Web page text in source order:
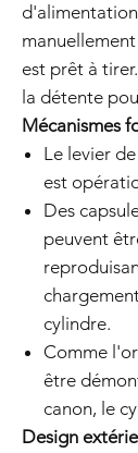
est prêt à
la détente
Mécanismes
Le levier
est
Des
peuvent
cylindre.
Comme
être
canon, le
Design